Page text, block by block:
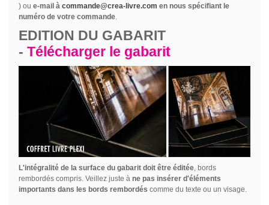
) ou e-mail à commande@crea-livre.com en nous spécifiant le
numéro de votre commande.
EDITION DU GABARIT
- Télécharger le gabarit
L'intégralité de la surface du gabarit doit être éditée, bords
rembordés compris. Veillez juste à ne pas insérer d'éléments
importants dans les bords rembordés comme du texte ou un visage.